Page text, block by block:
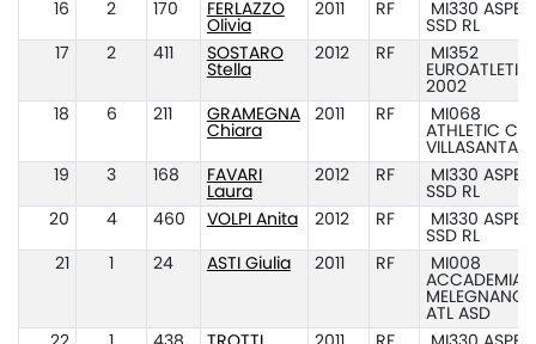
16
2 170
FERLAZZO
Olivia
2011 RF
MI330 ASPES
SSD RL
17
2 411
SOSTARO
Stella
2012 RF
MI352
2002
18
6 211
GRAMEGNA
Chiara
2011 RF
MI068
ATHLETIC
VILLASANTA
19
3 168
FAVARI
Laura
2012 RF
MI330 ASPES
SSD RL
20
4 460 VOLPI Anita 2012 RF
MI330 ASPES
SSD RL
21
24 ASTI Giulia 2011 RF
MI008
ACCADEMIA
MELEGNANO
ATL ASD